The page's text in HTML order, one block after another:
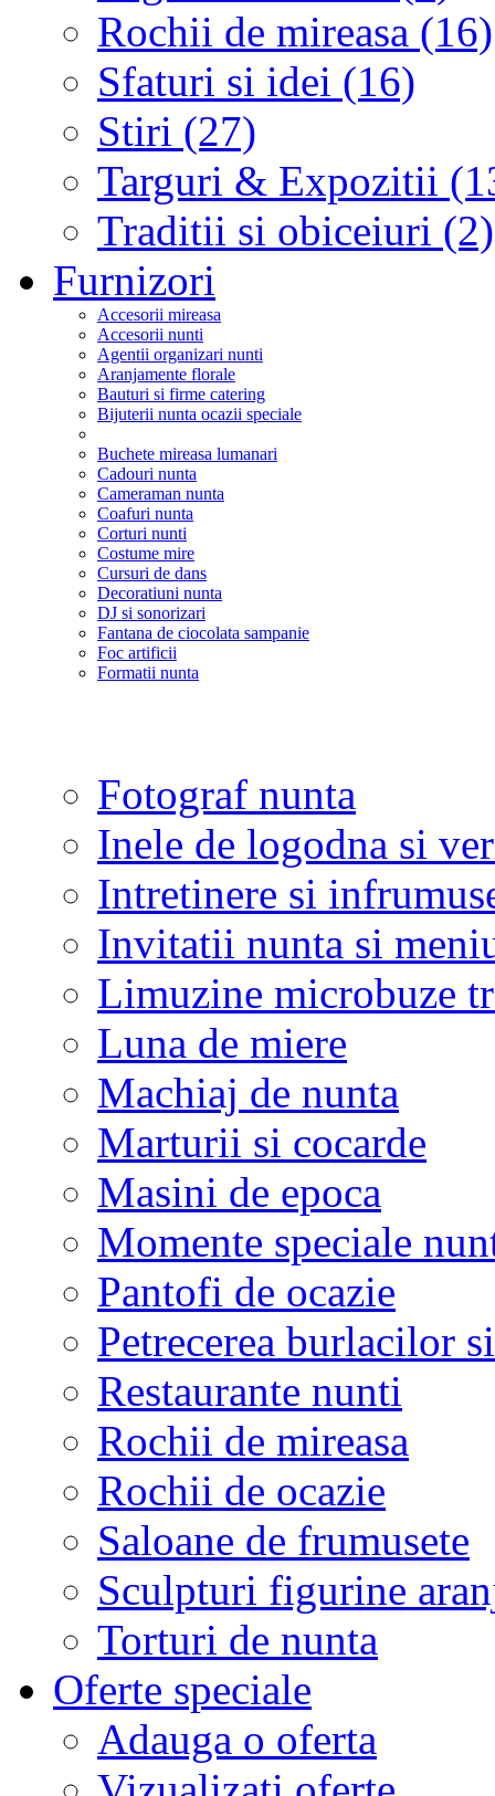
Rochii de mireasa (16)
Sfaturi si idei (16)
Stiri (27)
Targuri & Expozitii
Traditii si obiceiuri (2)
Furnizori
Accesorii mireasa
Accesorii nunti
Agentii organizari nunti
Aranjamente florale
Bauturi si firme catering
Bijuterii nunta ocazii speciale
Buchete mireasa lumanari
Cadouri nunta
Cameraman nunta
Coafuri nunta
Corturi nunti
Costume mire
Cursuri de dans
Decoratiuni nunta
DJ si sonorizari
Fantana de ciocolata sampanie
Foc artificii
Formatii nunta
Fotograf nunta
Inele de logodna si
Intretinere si
Invitatii nunta si
Limuzine microbuze
Luna de miere
Machiaj de nunta
Marturii si cocarde
Masini de epoca
Momente speciale
Pantofi de ocazie
Petrecerea burlacilor
Restaurante nunti
Rochii de mireasa
Rochii de ocazie
Saloane de frumusete
Sculpturi figurine
Torturi de nunta
Oferte speciale
Adauga o oferta